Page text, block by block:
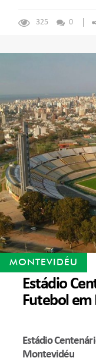
325 0
MONTEVIDÉU
Estádio
Futebol
Estádio
Montevidéu